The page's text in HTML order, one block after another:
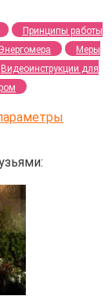
Принципы работы
Меры
Видеоинструкции для